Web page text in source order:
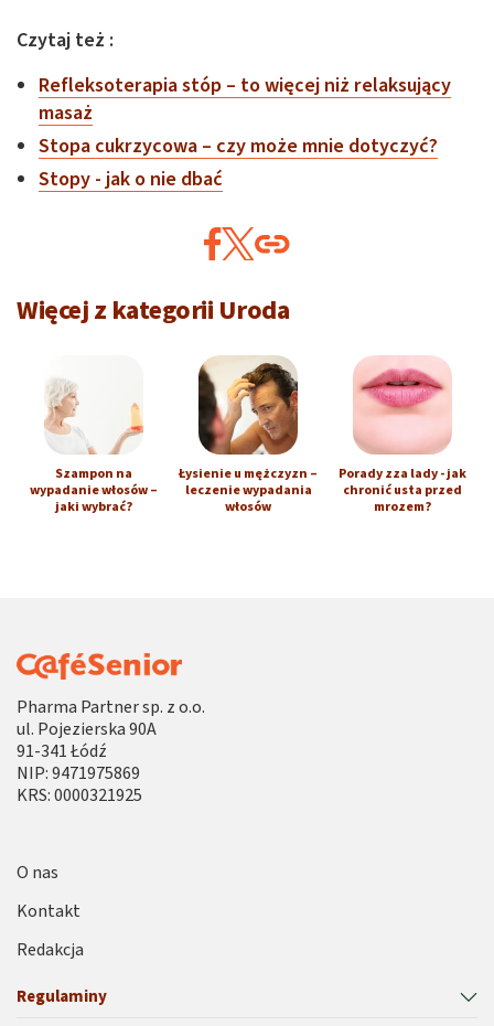
Czytaj też :
Refleksoterapia stóp – to więcej niż relaksujący
masaż
Stopa cukrzycowa – czy może mnie dotyczyć?
Stopy - jak o nie dbać
Więcej z kategorii Uroda
Szampon na
wypadanie włosów –
jaki wybrać?
Łysienie u mężczyzn –
leczenie wypadania
włosów
Porady zza lady - jak
chronić usta przed
mrozem?
Pharma Partner sp. z o.o.
ul. Pojezierska 90A
91-341 Łódź
NIP: 9471975869
KRS: 0000321925
Regulaminy
O nas
Kontakt
Redakcja